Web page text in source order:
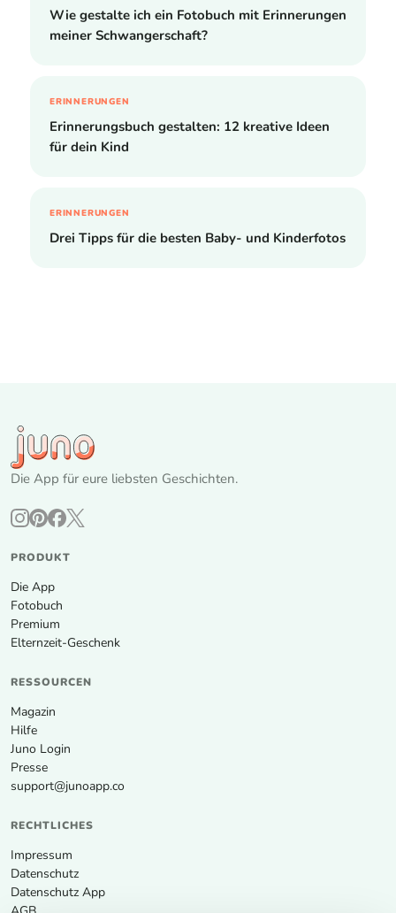
Wie gestalte ich ein Fotobuch mit Erinnerungen
meiner Schwangerschaft?
ERINNERUNGEN
Erinnerungsbuch gestalten: 12 kreative Ideen
für dein Kind
ERINNERUNGEN
Drei Tipps für die besten Baby- und Kinderfotos
Die App für eure liebsten Geschichten.
PRODUKT
Die App
Fotobuch
Premium
Elternzeit-Geschenk
RESSOURCEN
Magazin
Hilfe
Juno Login
Presse
support@junoapp.co
RECHTLICHES
Impressum
Datenschutz
Datenschutz App